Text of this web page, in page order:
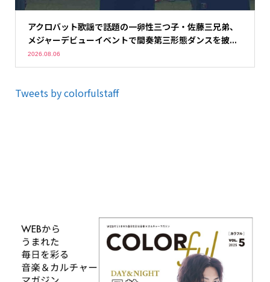
アクロバット歌謡で話題の一卵性三つ子・佐藤三兄弟、
メジャーデビューイベントで間奏第三形態ダンスを披...
2026.08.06
Tweets by colorfulstaff